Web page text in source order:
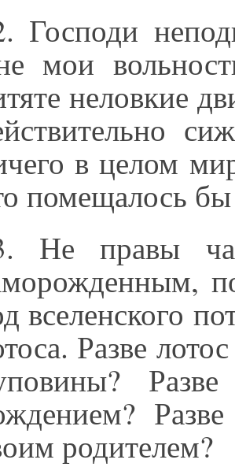
Господи
мои
неловкие
в целом
помещалось
Не правы
вселенского
Разве
родителем?